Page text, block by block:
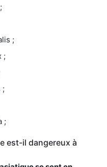
;
;
;
;
est-il dangereux à